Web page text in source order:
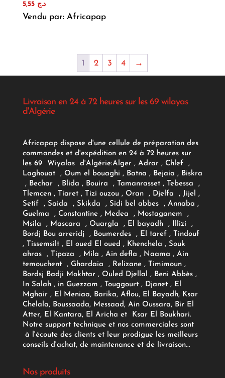
د.ج 5,55
Vendu par: Africapap
1 2 3 4 →
Livraison en 24 à 72 heures sur les 69 wilayas
d'Algérie
Africapap dispose d'une cellule de préparation des
commandes et d'expédition en 24 à 72 heures sur
les 69 Wiyalas d'Algérie:Alger , Adrar, Chlef ,
Laghouat , Oum el bouaghi , Batna , Bejaia , Biskra
, Bechar , Blida , Bouira , Tamanrasset , Tebessa ,
Tlemcen , Tiaret , Tizi ouzou , Oran , Djelfa , Jijel ,
Setif , Saida , Skikda , Sidi bel abbes , Annaba ,
Guelma , Constantine , Medea , Mostaganem ,
Msila , Mascara , Ouargla , El bayadh , Illizi ,
Bordj Bou arreridj , Boumerdes , El taref , Tindouf
, Tissemsilt , El oued El oued , Khenchela , Souk
ahras , Tipaza , Mila , Ain defla , Naama , Ain
temouchent , Ghardaia , Relizane , Timimoun ,
Bordsj Badji Mokhtar , Ouled Djellal , Beni Abbès ,
In Salah , in Guezzam , Touggourt , Djanet , El
Mghair , El Meniaa, Barika, Aflou, El Bayadh, Ksar
Chelala, Boussaada, Messaad, Ain Oussara, Bir El
Atter, El Kantara, El Aricha et Ksar El Boukhari.
Notre support technique et nos commerciales sont
à l'écoute des clients et leur prodigue les meilleurs
conseils d'achat, de maintenance et de livraison...
Nos produits